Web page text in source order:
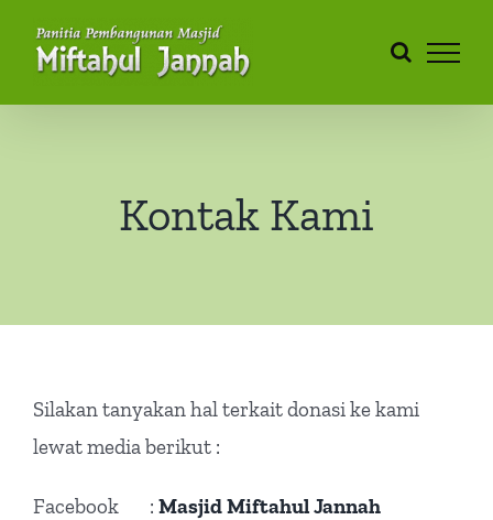
Kontak Kami
Silakan tanyakan hal terkait donasi ke kami
lewat media berikut :
Facebook : Masjid Miftahul Jannah